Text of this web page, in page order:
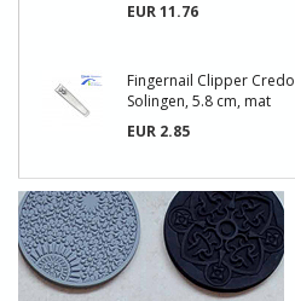
EUR 11.76
Fingernail Clipper Credo
Solingen, 5.8 cm, mat
EUR 2.85